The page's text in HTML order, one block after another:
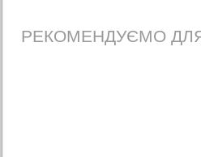
РЕКОМЕНДУЄМО